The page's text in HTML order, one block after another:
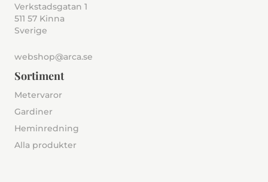
Verkstadsgatan 1
511 57 Kinna
Sverige
webshop@arca.se
Sortiment
Metervaror
Gardiner
Heminredning
Alla produkter